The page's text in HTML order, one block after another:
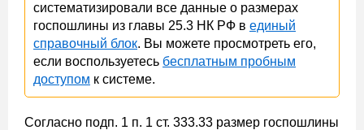
систематизировали все данные о размерах
госпошлины из главы 25.3 НК РФ в единый
справочный блок. Вы можете просмотреть его,
если воспользуетесь бесплатным пробным
доступом к системе.
Согласно подп. 1 п. 1 ст. 333.33 размер госпошлины